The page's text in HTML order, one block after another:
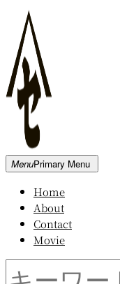
Skip
content
新
倉
庫
MenuPrimary Menu
Home
About
Contact
Movie